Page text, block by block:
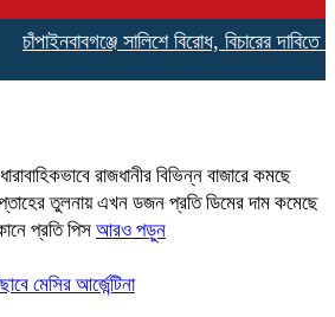
চাঁপাইনবাবগঞ্জে সালিশে বিরোধ, বিচারের
রাজধানীর বিভিন্ন বাজারে কমছে
তুলনায় এখন ডজন প্রতি ডিমের দাম কমেছে
প্রতি পিস আরও পড়ুন
মেসির আর্জেন্টিনা